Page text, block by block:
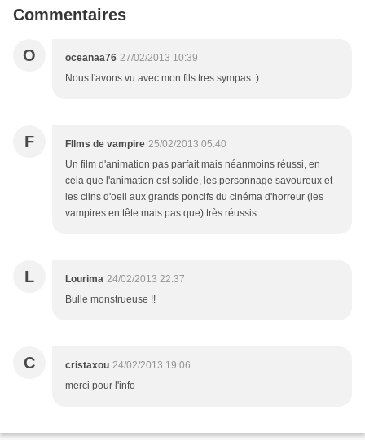
Commentaires
O oceanaa76 27/02/2013 10:39
Nous l'avons vu avec mon fils tres sympas :)
F FIlms de vampire 25/02/2013 05:40
Un film d'animation pas parfait mais néanmoins réussi, en
cela que l'animation est solide, les personnage savoureux et
les clins d'oeil aux grands poncifs du cinéma d'horreur (les
vampires en tête mais pas que) très réussis.
L Lourima 24/02/2013 22:37
Bulle monstrueuse !!
C cristaxou 24/02/2013 19:06
merci pour l'info